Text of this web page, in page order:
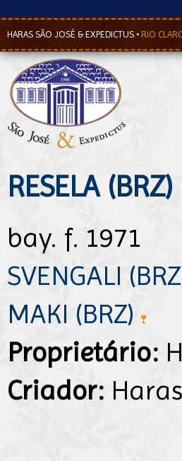
HARAS SÃO JOSÉ & EXPEDICTUS • RIO
RESELA (BRZ)
bay. f. 1971
SVENGALI
MAKI (BRZ)
Proprietário:
Criador: